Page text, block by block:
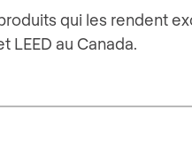
qui les rendent
au Canada.